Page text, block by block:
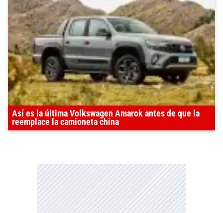
Así es la última Volkswagen Amarok antes de que la
reemplace la camioneta china